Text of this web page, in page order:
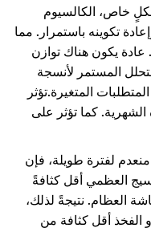
خاص، الكالسيوم
تكوينه باستمرار. مما
عادة يكون هناك توازن
المستمر لأنسجة
المتغيرة.تؤثر
الشهرية. كما تؤثر على
لفترة طويلة، فإن
العظمي أقل كثافةً
العظام. نتيجةً لذلك،
أقل كثافة من